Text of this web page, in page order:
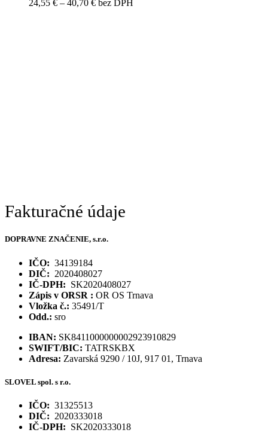
24,55 € – 40,70 €Price
bez DPH
Fakturačné údaje
DOPRAVNE ZNAČENIE, s.r.o.
IČO: 34139184
DIČ: 2020408027
IČ-DPH: SK2020408027
Zápis v ORSR : OR OS Trnava
Vložka č.: 35491/T
Odd.: sro
IBAN: SK8411000000002923910829
SWIFT/BIC: TATRSKBX
Adresa: Zavarská 9290 / 10J, 917 01, Trnava
SLOVEL spol. s r.o.
IČO: 31325513
DIČ: 2020333018
IČ-DPH: SK2020333018